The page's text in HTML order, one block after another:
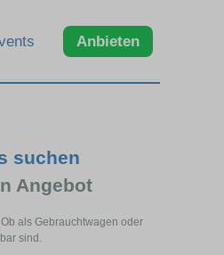
Anbieten
suchen
Angebot
als Gebrauchtwagen oder
sind.